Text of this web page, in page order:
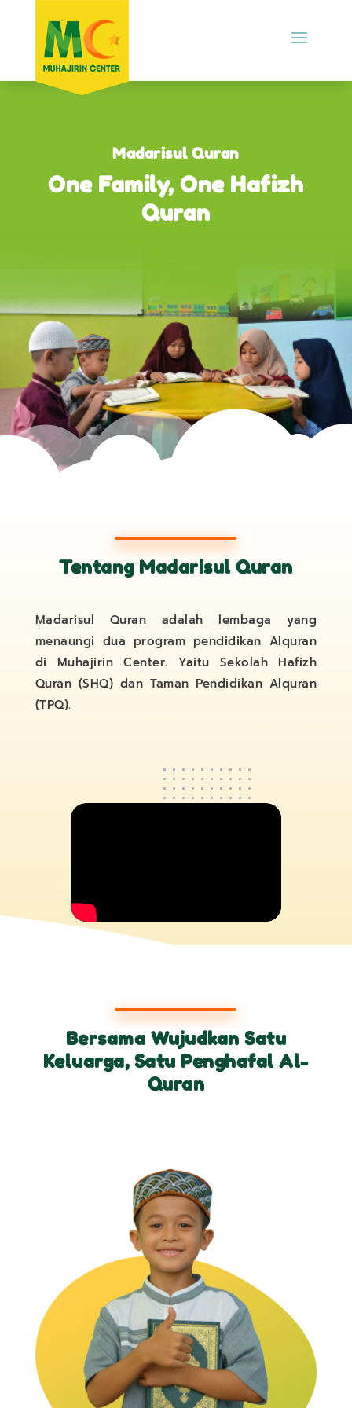
Madarisul Quran
One Family, One Hafizh
Quran
Tentang Madarisul Quran
Madarisul Quran adalah lembaga yang
menaungi dua program pendidikan Alquran
di Muhajirin Center. Yaitu Sekolah Hafizh
Quran (SHQ) dan Taman Pendidikan Alquran
(TPQ).
Bersama Wujudkan Satu
Keluarga, Satu Penghafal Al-
Quran